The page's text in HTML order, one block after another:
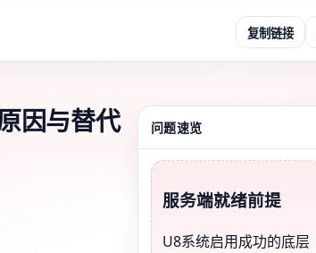
复制链接
因与替代
问题速览
服务端就绪前提
U8系统启用成功的底层